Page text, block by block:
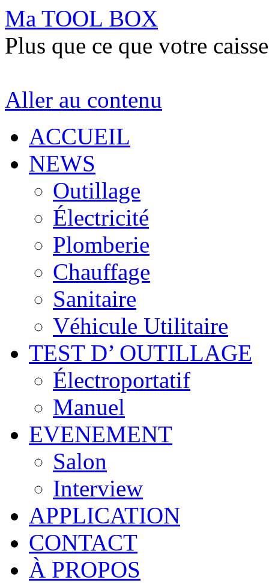
Ma TOOL BOX
Plus que ce que votre
Aller au contenu
ACCUEIL
NEWS
Outillage
Électricité
Plomberie
Chauffage
Sanitaire
Véhicule Utilitaire
TEST D’ OUTILLAGE
Électroportatif
Manuel
EVENEMENT
Salon
Interview
APPLICATION
CONTACT
À PROPOS